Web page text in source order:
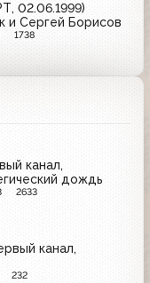
02.06.1999)
и Сергей Борисов
1738
канал,
дождь
2633
канал,
232